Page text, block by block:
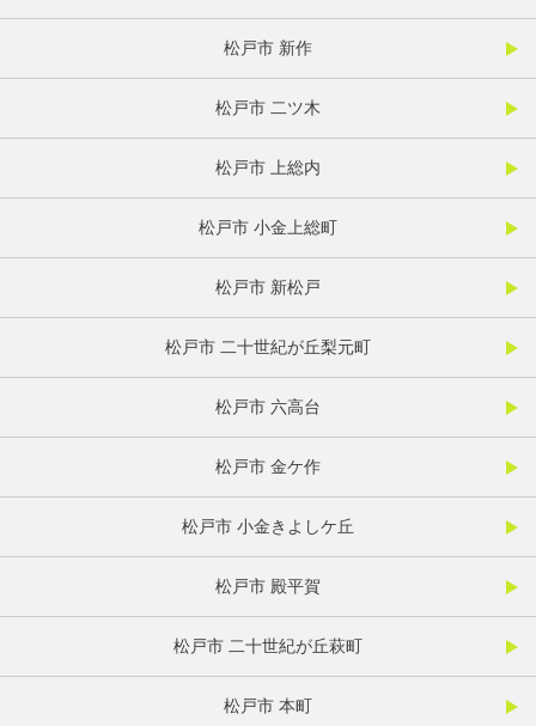
松戸市 新作
松戸市 二ツ木
松戸市 上総内
松戸市 小金上総町
松戸市 新松戸
松戸市 二十世紀が丘梨元町
松戸市 六高台
松戸市 金ケ作
松戸市 小金きよしケ丘
松戸市 殿平賀
松戸市 二十世紀が丘萩町
松戸市 本町